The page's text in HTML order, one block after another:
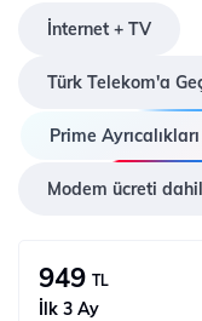
İnternet + TV
Türk Telekom'a
Prime Ayrıcalıkları
Modem ücreti
949 TL
İlk 3 Ay